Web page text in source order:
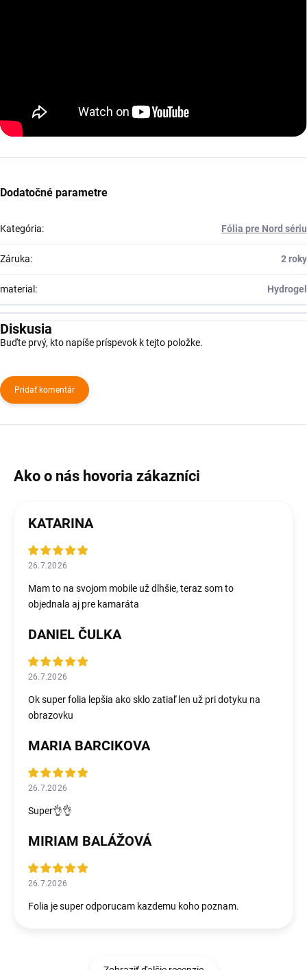
Dodatočné parametre
Kategória: Fólia pre Nord sériu
Záruka: 2 roky
material: Hydrogel
Diskusia
Buďte prvý, kto napíše príspevok k tejto položke.
Pridať komentár
KATARINA
26.7.2026
Mam to na svojom mobile už dlhšie, teraz som to
objednala aj pre kamaráta
DANIEL ČULKA
26.7.2026
Ok super folia lepšia ako sklo zatiaľ len už pri dotyku na
obrazovku
MARIA BARCIKOVA
26.7.2026
Super👌👌
MIRIAM BALÁŽOVÁ
26.7.2026
Folia je super odporucam kazdemu koho poznam.